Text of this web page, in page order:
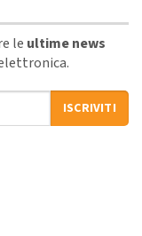
le ultime news
ISCRIVITI